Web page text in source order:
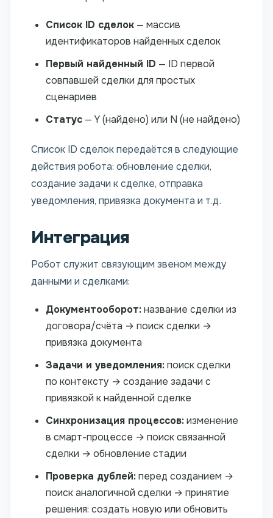
Список ID сделок — массив
идентификаторов найденных сделок
Первый найденный ID — ID первой
совпавшей сделки для простых
сценариев
Статус — Y (найдено) или N (не найдено)
Список ID сделок передаётся в следующие
действия робота: обновление сделки,
создание задачи к сделке, отправка
уведомления, привязка документа и т.д.
Интеграция
Робот служит связующим звеном между
данными и сделками:
Документооборот:название сделки из
договора/счёта → поиск сделки →
привязка документа
Задачи и уведомления:поиск сделки
по контексту → создание задачи с
привязкой к найденной сделке
Синхронизация процессов:изменение
в смарт-процессе → поиск связанной
сделки → обновление стадии
Проверка дублей:перед созданием →
поиск аналогичной сделки → принятие
решения: создать новую или обновить